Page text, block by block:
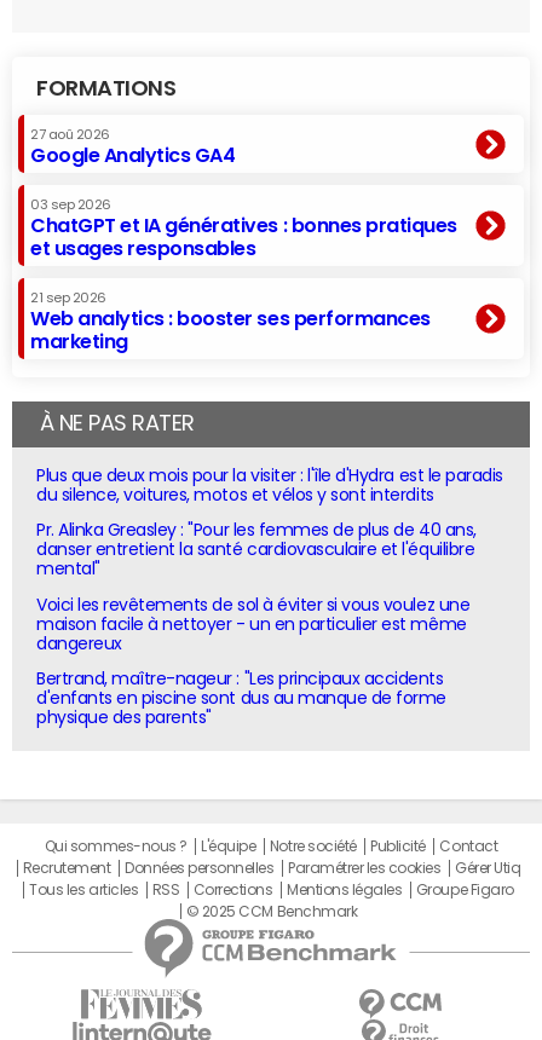
FORMATIONS
27 aoû 2026
Google Analytics GA4
03 sep 2026
ChatGPT et IA génératives : bonnes pratiques
et usages responsables
21 sep 2026
Web analytics : booster ses performances
marketing
À NE PAS RATER
Plus que deux mois pour la visiter : l'île d'Hydra est le paradis
du silence, voitures, motos et vélos y sont interdits
Pr. Alinka Greasley : "Pour les femmes de plus de 40 ans,
danser entretient la santé cardiovasculaire et l'équilibre
mental"
Voici les revêtements de sol à éviter si vous voulez une
maison facile à nettoyer - un en particulier est même
dangereux
Bertrand, maître-nageur : "Les principaux accidents
d'enfants en piscine sont dus au manque de forme
physique des parents"
Qui sommes-nous ? L'équipe Notre société Publicité
Contact
Recrutement
Données personnelles Paramétrer les cookies
Gérer Utiq
Tous les articles
RSS Corrections Mentions légales
Groupe Figaro
© 2025 CCM Benchmark